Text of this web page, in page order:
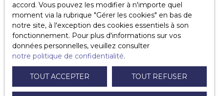
Ce qu’il faut retenir :
accord. Vous pouvez les modifier à n'importe quel
moment via la rubrique ″Gérer les cookies″ en bas de
notre site, à l'exception des cookies essentiels à son
fonctionnement. Pour plus d'informations sur vos
données personnelles, veuillez consulter
notre politique de confidentialité.
TOUT ACCEPTER TOUT REFUSER